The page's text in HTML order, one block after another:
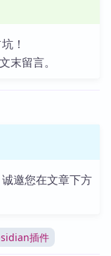
！
末留言。
邀您在文章下方
插件